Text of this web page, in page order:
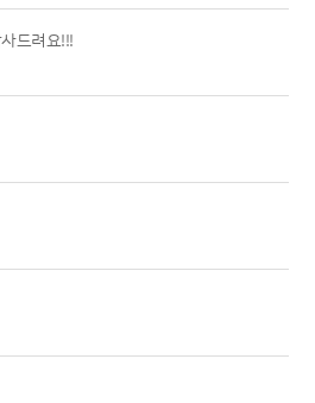
드려요!!!